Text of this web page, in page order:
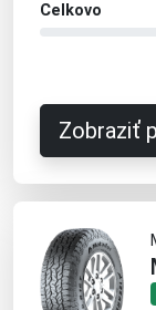
Celkovo
Zobraziť